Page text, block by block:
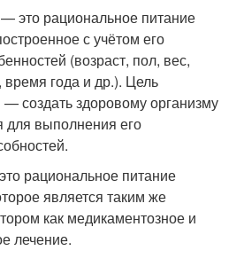
это рациональное питание
с учётом его
(возраст, пол, вес,
года и др.). Цель
— создать здоровому организму
для выполнения его
рациональное питание
является таким же
как медикаментозное и
лечение.